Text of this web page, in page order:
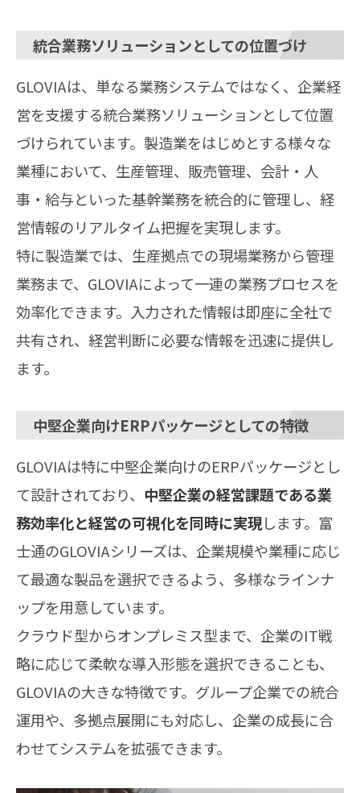
統合業務ソリューションとしての位置づけ
GLOVIAは、単なる業務システムではなく、企業経
営を支援する統合業務ソリューションとして位置
づけられています。製造業をはじめとする様々な
業種において、生産管理、販売管理、会計・人
事・給与といった基幹業務を統合的に管理し、経
営情報のリアルタイム把握を実現します。
特に製造業では、生産拠点での現場業務から管理
業務まで、GLOVIAによって一連の業務プロセスを
効率化できます。入力された情報は即座に全社で
共有され、経営判断に必要な情報を迅速に提供し
ます。
中堅企業向けERPパッケージとしての特徴
GLOVIAは特に中堅企業向けのERPパッケージとし
て設計されており、 中堅企業の経営課題である業
務効率化と経営の可視化を同時に実現します。富
士通のGLOVIAシリーズは、企業規模や業種に応じ
て最適な製品を選択できるよう、多様なラインナ
ップを用意しています。
クラウド型からオンプレミス型まで、企業のIT戦
略に応じて柔軟な導入形態を選択できることも、
GLOVIAの大きな特徴です。グループ企業での統合
運用や、多拠点展開にも対応し、企業の成長に合
わせてシステムを拡張できます。